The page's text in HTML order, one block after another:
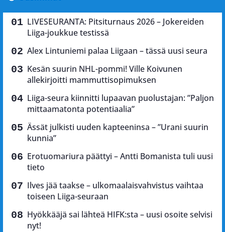
LIVESEURANTA: Pitsiturnaus 2026 – Jokereiden
Liiga-joukkue testissä
Alex Lintuniemi palaa Liigaan – tässä uusi seura
Kesän suurin NHL-pommi! Ville Koivunen
allekirjoitti mammuttisopimuksen
Liiga-seura kiinnitti lupaavan puolustajan: ”Paljon
mittaamatonta potentiaalia”
Ässät julkisti uuden kapteeninsa – ”Urani suurin
kunnia”
Erotuomariura päättyi – Antti Bomanista tuli uusi
tieto
Ilves jää taakse – ulkomaalaisvahvistus vaihtaa
toiseen Liiga-seuraan
Hyökkääjä sai lähteä HIFK:sta – uusi osoite selvisi
nyt!